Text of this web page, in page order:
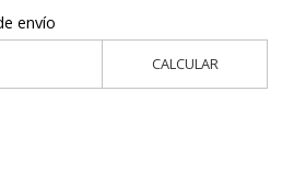
envío
CALCULAR